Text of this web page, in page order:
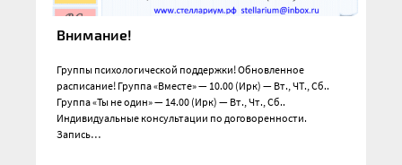
Внимание!
Группы психологической поддержки! Обновленное
расписание! Группа «Вместе» — 10.00 (Ирк) — Вт., ЧТ., Сб..
Группа «Ты не один» — 14.00 (Ирк) — Вт., Чт., Сб..
Индивидуальные консультации по договоренности.
Запись…